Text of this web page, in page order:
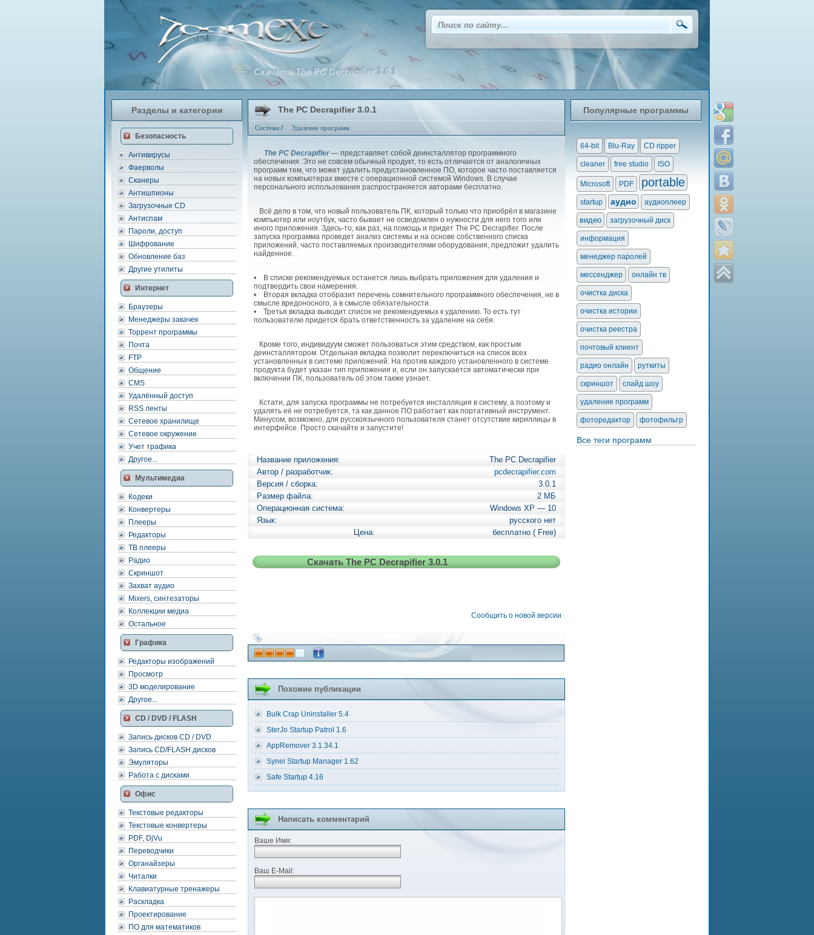
Разделы и категории
Безопасность
Антивирусы
Фаерволы
Сканеры
Антишпионы
Загрузочные CD
Антиспам
Пароли, доступ
Шифрование
Обновление баз
Другие утилиты
Интернет
Браузеры
Менеджеры закачек
Торрент программы
Почта
FTP
Общение
CMS
Удалённый доступ
RSS ленты
Сетевое хранилище
Сетевое окружение
Учет трафика
Другое...
Мультимедиа
Кодеки
Конвертеры
Плееры
Редакторы
ТВ плееры
Радио
Скриншот
Захват аудио
Mixers, синтезаторы
Коллекции медиа
Остальное
Графика
Редакторы изображений
Просмотр
3D моделирование
Другое...
CD / DVD / FLASH
Запись дисков CD / DVD
Запись CD/FLASH дисков
Эмуляторы
Работа с дисками
Офис
Текстовые редакторы
Текстовые конвертеры
PDF, DjVu
Переводчики
Органайзеры
Читалки
Клавиатурные тренажеры
Раскладка
Проектирование
ПО для математиков
The PC Decrapifier 3.0.1
Система / Удаление программ
Скачать The PC Decrapifier 3.0.1
The PC Decrapifier — представляет собой деинсталлятор программного
обеспечения. Это не совсем обычный продукт, то есть отличается от аналогичных
программ тем, что может удалить предустановленное ПО, которое часто поставляется
на новых компьютерах вместе с операционной системой Windows. В случае
персонального использования распространяется авторами бесплатно.
Всё дело в том, что новый пользователь ПК, который только что приобрёл в магазине
компьютер или ноутбук, часто бывает не осведомлен о нужности для него того или
иного приложения. Здесь-то, как раз, на помощь и придет The PC Decrapifier. После
запуска программа проведет анализ системы и на основе собственного списка
приложений, часто поставляемых производителями оборудования, предложит удалить
найденное.
• В списке рекомендуемых останется лишь выбрать приложения для удаления и
подтвердить свои намерения.
• Вторая вкладка отобразит перечень сомнительного программного обеспечения, не в
смысле вредоносного, а в смысле обязательности.
• Третья вкладка выводит список не рекомендуемых к удалению. То есть тут
пользователю придется брать ответственность за удаление на себя.
Кроме того, индивидуум сможет пользоваться этим средством, как простым
деинсталлятором. Отдельная вкладка позволит переключиться на список всех
установленных в системе приложений. На против каждого установленного в системе
продукта будет указан тип приложения и, если он запускается автоматически при
включении ПК, пользователь об этом также узнает.
Кстати, для запуска программы не потребуется инсталляция в систему, а поэтому и
удалять её не потребуется, та как данное ПО работает как портативный инструмент.
Минусом, возможно, для русскоязычного пользователя станет отсутствие кириллицы в
интерфейсе. Просто скачайте и запустите!
Название приложения:
The PC Decrapifier
Автор / разработчик:
pcdecrapifier.com
Версия / сборка:
3.0.1
Размер файла:
2 МБ
Операционная система:
Windows XP — 10
Язык:
русского нет
Цена:
бесплатно ( Free)
Скачать The PC Decrapifier 3.0.1
Сообщить о новой версии
Похожие публикации
Bulk Crap Uninstaller 5.4
SterJo Startup Patrol 1.6
AppRemover 3.1.34.1
Synei Startup Manager 1.62
Safe Startup 4.16
Написать комментарий
Ваше Имя:
Ваш E-Mail:
Популярные программы
64-bit Blu-Ray CD ripper
cleaner free studio ISO
Microsoft PDF portable
startup аудио аудиоплеер
видео загрузочный диск
информация
менеджер паролей
мессенджер онлайн тв
очистка диска
очистка истории
очистка реестра
почтовый клиент
радио онлайн руткиты
скриншот слайд шоу
удаление программ
фоторедактор фотофильтр
Все теги программ